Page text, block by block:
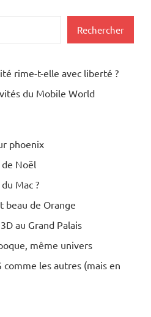
Rechercher
rime-t-elle avec liberté ?
du Mobile World
phoenix
de Noël
Mac ?
de Orange
au Grand Palais
même univers
comme les autres (mais en